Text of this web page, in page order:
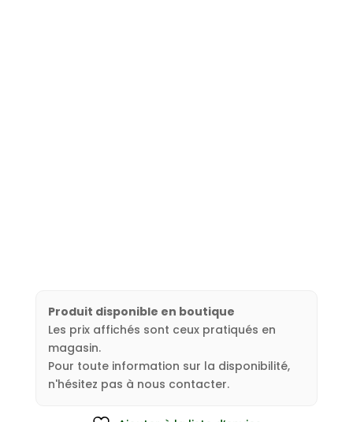
Produit disponible en boutique
Les prix affichés sont ceux pratiqués en
magasin.
Pour toute information sur la disponibilité,
n'hésitez pas à nous contacter.